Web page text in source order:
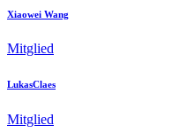
Xiaowei Wang
Mitglied
LukasClaes
Mitglied